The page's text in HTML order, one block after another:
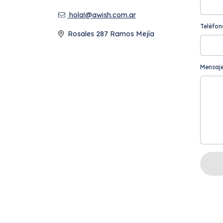
hola!@awish.com.ar
Rosales 287 Ramos Mejía